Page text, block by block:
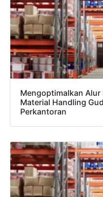
Mengoptimalkan
Material Handling
Perkantoran